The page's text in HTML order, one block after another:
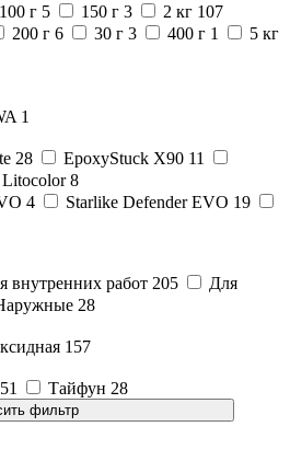
100 г 5 150 г 3 2 кг 107
200 г 6 30 г 3 400 г 1
5 кг
1
28 EpoxyStuck X90 11
Litocolor8
4 Starlike Defender EVO 19
внутренних работ 205
Для
28
157
51 Тайфун 28